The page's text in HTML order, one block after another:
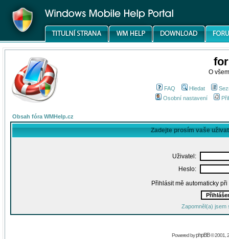
O
FAQ Hledat
Osobní nastavení
Obsah fóra WMHelp.cz
Zadejte prosím vaše
Uživatel:
Heslo:
Přihlásit mě automaticky
Zapomněl(a) jsem
Powered byphpBB© 2001,